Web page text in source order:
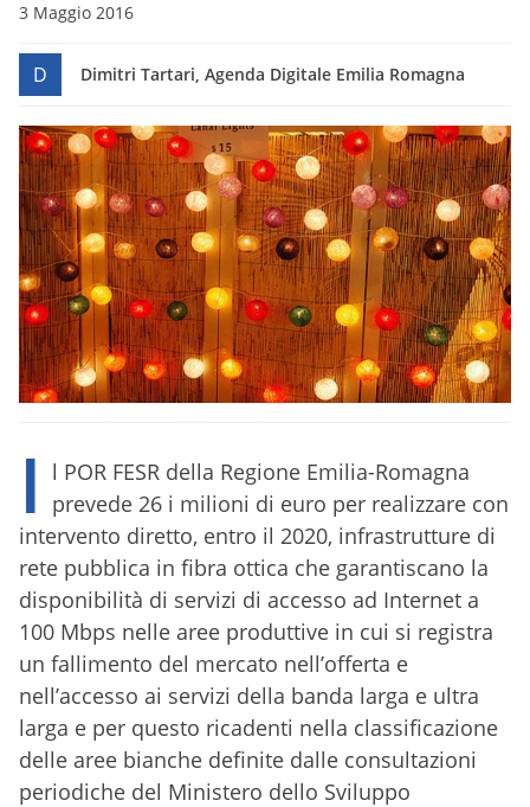
3 Maggio 2016
D Dimitri Tartari, Agenda Digitale Emilia Romagna
I
l POR FESR della Regione Emilia-Romagna
prevede 26 i milioni di euro per realizzare con
intervento diretto, entro il 2020, infrastrutture di
rete pubblica in fibra ottica che garantiscano la
disponibilità di servizi di accesso ad Internet a
100 Mbps nelle aree produttive in cui si registra
un fallimento del mercato nell’offerta e
nell’accesso ai servizi della banda larga e ultra
larga e per questo ricadenti nella classificazione
delle aree bianche definite dalle consultazioni
periodiche del Ministero dello Sviluppo